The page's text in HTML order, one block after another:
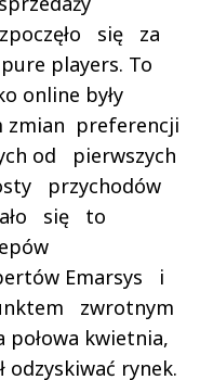
się za
players. To
online były
zmian preferencji
od pierwszych
przychodów
się to
Emarsys i
zwrotnym
kwietnia,
odzyskiwać rynek.